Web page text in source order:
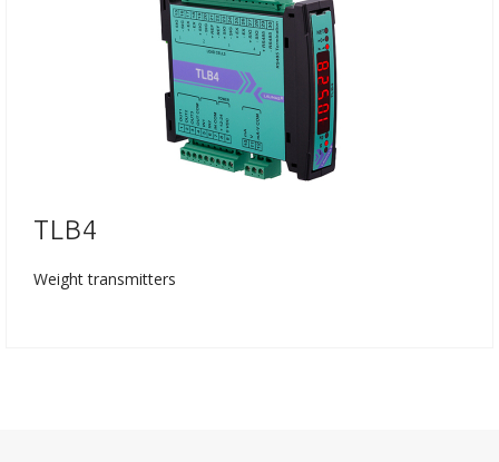
TLB4
Weight transmitters